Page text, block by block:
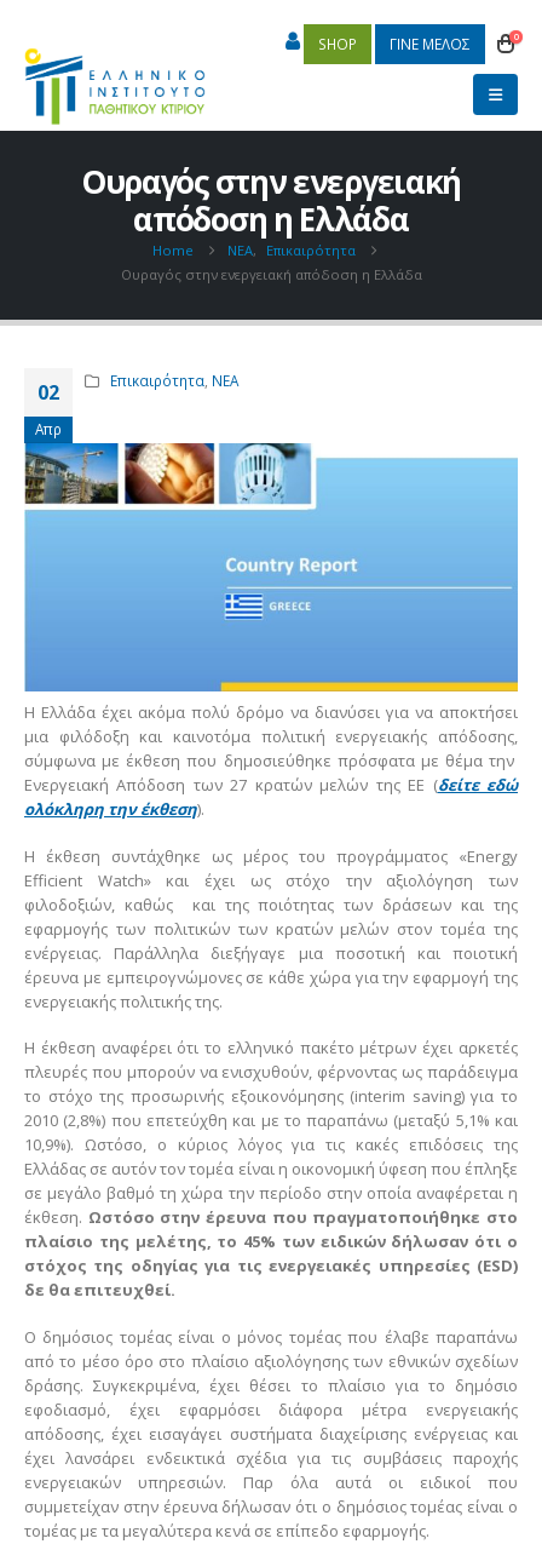
SHOP ΓΙΝΕ ΜΕΛΟΣ 0
Ουραγός στην ενεργειακή
απόδοση η Ελλάδα
Home ΝΕΑ,
Επικαιρότητα
Ουραγός στην ενεργειακή απόδοση η Ελλάδα
02
Απρ
Επικαιρότητα, ΝΕΑ
Η Ελλάδα έχει ακόμα πολύ δρόμο να διανύσει για να αποκτήσει
μια φιλόδοξη και καινοτόμα πολιτική ενεργειακής απόδοσης,
σύμφωνα με έκθεση που δημοσιεύθηκε πρόσφατα με θέμα την
Ενεργειακή Απόδοση των 27 κρατών μελών της ΕΕ (δείτε εδώ
ολόκληρη την έκθεση).
Η έκθεση συντάχθηκε ως μέρος του προγράμματος «Energy
Efficient Watch» και έχει ως στόχο την αξιολόγηση των
φιλοδοξιών, καθώς και της ποιότητας των δράσεων και της
εφαρμογής των πολιτικών των κρατών μελών στον τομέα της
ενέργειας. Παράλληλα διεξήγαγε μια ποσοτική και ποιοτική
έρευνα με εμπειρογνώμονες σε κάθε χώρα για την εφαρμογή της
ενεργειακής πολιτικής της.
Η έκθεση αναφέρει ότι το ελληνικό πακέτο μέτρων έχει αρκετές
πλευρές που μπορούν να ενισχυθούν, φέρνοντας ως παράδειγμα
το στόχο της προσωρινής εξοικονόμησης (interim saving) για το
2010 (2,8%) που επετεύχθη και με το παραπάνω (μεταξύ 5,1% και
10,9%). Ωστόσο, ο κύριος λόγος για τις κακές επιδόσεις της
Ελλάδας σε αυτόν τον τομέα είναι η οικονομική ύφεση που έπληξε
σε μεγάλο βαθμό τη χώρα την περίοδο στην οποία αναφέρεται η
έκθεση. Ωστόσο στην έρευνα που πραγματοποιήθηκε στο
πλαίσιο της μελέτης, το 45% των ειδικών δήλωσαν ότι ο
στόχος της οδηγίας για τις ενεργειακές υπηρεσίες (ESD)
δε θα επιτευχθεί.
Ο δημόσιος τομέας είναι ο μόνος τομέας που έλαβε παραπάνω
από το μέσο όρο στο πλαίσιο αξιολόγησης των εθνικών σχεδίων
δράσης. Συγκεκριμένα, έχει θέσει το πλαίσιο για το δημόσιο
εφοδιασμό, έχει εφαρμόσει διάφορα μέτρα ενεργειακής
απόδοσης, έχει εισαγάγει συστήματα διαχείρισης ενέργειας και
έχει λανσάρει ενδεικτικά σχέδια για τις συμβάσεις παροχής
ενεργειακών υπηρεσιών. Παρ όλα αυτά οι ειδικοί που
συμμετείχαν στην έρευνα δήλωσαν ότι ο δημόσιος τομέας είναι ο
τομέας με τα μεγαλύτερα κενά σε επίπεδο εφαρμογής.